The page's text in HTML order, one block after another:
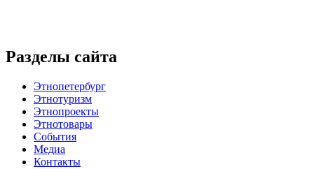
Разделы сайта
Этнопетербург
Этнотуризм
Этнопроекты
Этнотовары
События
Медиа
Контакты